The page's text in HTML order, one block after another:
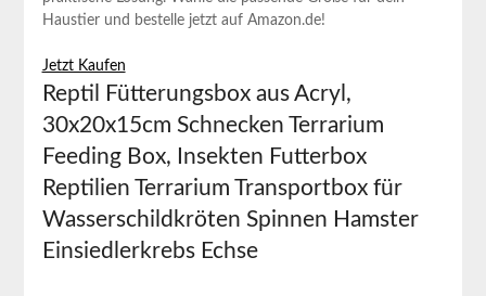
Haustier und ‌bestelle jetzt auf Amazon.de!
Jetzt Kaufen
Reptil Fütterungsbox aus‌ Acryl, ​
30x20x15cm Schnecken ‍Terrarium
Feeding⁤ Box, Insekten Futterbox
‌Reptilien Terrarium ⁣Transportbox für
Wasserschildkröten Spinnen Hamster
Einsiedlerkrebs ‍Echse